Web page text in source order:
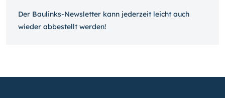
Der Baulinks-Newsletter kann jeder­zeit leicht auch
wieder ab­bestellt werden!